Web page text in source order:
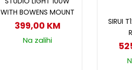
WITH BOWENS MOUNT
399,00 KM
Na zalihi
SIRUI